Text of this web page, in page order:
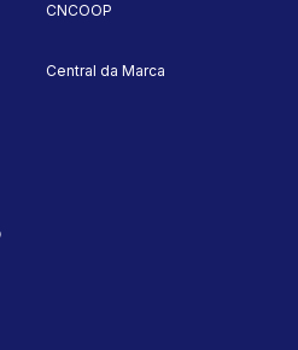
CNCOOP
Central da Marca